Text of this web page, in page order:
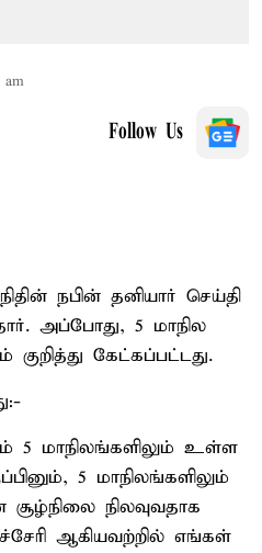
am
Follow Us
நபின் தனியார் செய்தி
அப்போது, 5 மாநில
கேட்கப்பட்டது.
5 மாநிலங்களிலும் உள்ள
5 மாநிலங்களிலும்
சூழ்நிலை நிலவுவதாக
ஆகியவற்றில் எங்கள்